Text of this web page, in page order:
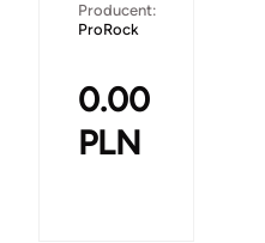
Producent:
ProRock
0.00
PLN